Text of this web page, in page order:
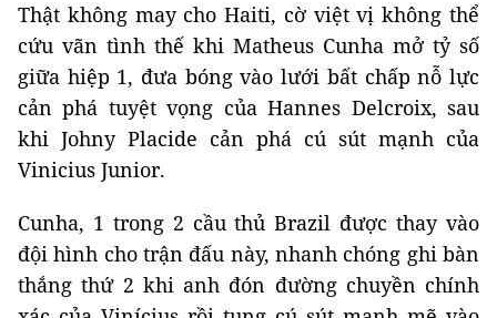
Thật không may cho Haiti, cờ việt vị không thể
cứu vãn tình thế khi Matheus Cunha mở tỷ số
giữa hiệp 1, đưa bóng vào lưới bất chấp nỗ lực
cản phá tuyệt vọng của Hannes Delcroix, sau
khi Johny Placide cản phá cú sút mạnh của
Vinicius Junior.
Cunha, 1 trong 2 cầu thủ Brazil được thay vào
đội hình cho trận đấu này, nhanh chóng ghi bàn
thắng thứ 2 khi anh đón đường chuyền chính